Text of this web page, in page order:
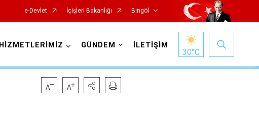
e-Devlet İçişleri Bakanlığı Bingöl
HİZMETLERİMİZ GÜNDEM İLETİŞİM
30°C